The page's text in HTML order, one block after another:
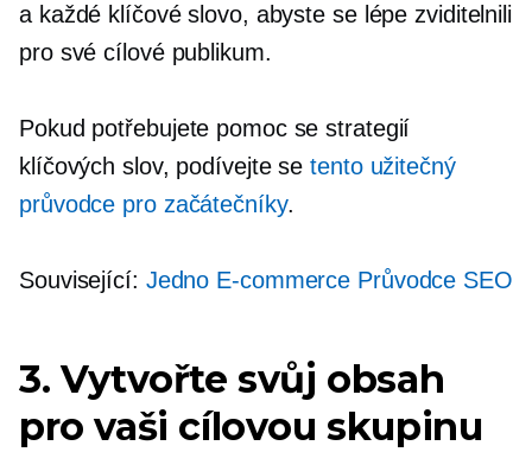
a každé klíčové slovo, abyste se lépe zviditelnili
pro své cílové publikum.
Pokud potřebujete pomoc se strategií
klíčových slov, podívejte setento užitečný
průvodce pro začátečníky.
Související: Jedno E-commerce Průvodce SEO
3. Vytvořte svůj obsah
pro vaši cílovou skupinu